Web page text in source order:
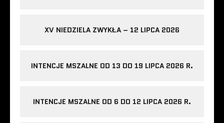
XV NIEDZIELA ZWYKŁA – 12 LIPCA 2026
INTENCJE MSZALNE OD 13 DO 19 LIPCA 2026 R.
INTENCJE MSZALNE OD 6 DO 12 LIPCA 2026 R.